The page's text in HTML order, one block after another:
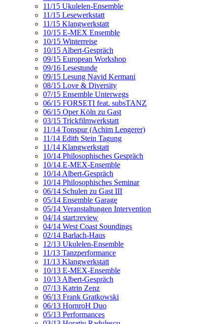
11/15 Ukulelen-Ensemble
11/15 Lesewerkstatt
11/15 Klangwerkstatt
10/15 E-MEX Ensemble
10/15 Winterreise
10/15 Albert-Gespräch
09/15 European Workshop
09/16 Lesestunde
09/15 Lesung Navid Kermani
08/15 Love & Diversity
07/15 Ensemble Unterwegs
06/15 FORSETI feat. subsTANZ
06/15 Oper Köln zu Gast
03/15 Trickfilmwerkstatt
11/14 Tonspur (Achim Lengerer)
11/14 Edith Stein Tagung
11/14 Klangwerkstatt
10/14 Philosophisches Gespräch
10/14 E-MEX-Ensemble
10/14 Albert-Gespräch
10/14 Philosophisches Seminar
06/14 Schulen zu Gast III
05/14 Ensemble Garage
05/14 Veranstaltungen Intervention
04/14 start:review
04/14 West Coast Soundings
02/14 Barlach-Haus
12/13 Ukulelen-Ensemble
11/13 Tanzperformance
11/13 Klangwerkstatt
10/13 E-MEX-Ensemble
10/13 Albert-Gespräch
07/13 Katrin Zenz
06/13 Frank Gratkowski
06/13 HornroH Duo
05/13 Performances